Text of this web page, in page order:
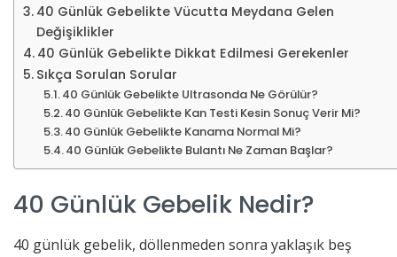
40 Günlük Gebelikte Vücutta Meydana Gelen
Değişiklikler
40 Günlük Gebelikte Dikkat Edilmesi Gerekenler
Sıkça Sorulan Sorular
40 Günlük Gebelikte Ultrasonda Ne Görülür?
40 Günlük Gebelikte Kan Testi Kesin Sonuç Verir Mi?
40 Günlük Gebelikte Kanama Normal Mi?
40 Günlük Gebelikte Bulantı Ne Zaman Başlar?
40 Günlük Gebelik Nedir?
40 günlük gebelik, döllenmeden sonra yaklaşık beş